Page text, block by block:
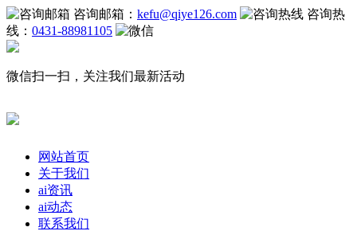
咨询邮箱： kefu@qiye126.com
咨询热
线： 0431-88981105
微信扫一扫，关注我们最新活动
网站首页
关于我们
ai资讯
ai动态
联系我们